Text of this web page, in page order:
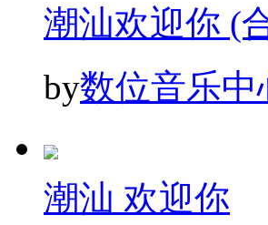
潮汕欢迎你 (
by数位音乐中
潮汕 欢迎你